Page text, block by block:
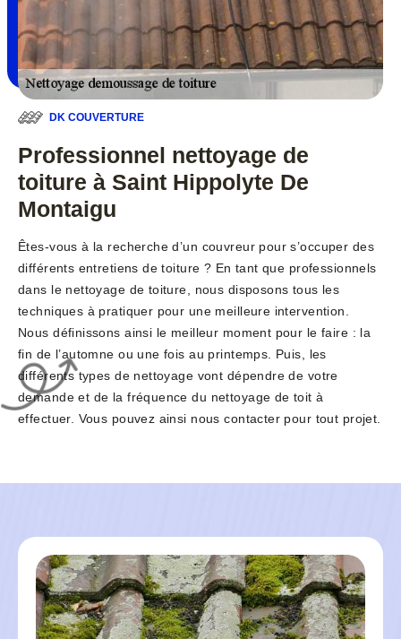
DK COUVERTURE
Professionnel nettoyage de
toiture à Saint Hippolyte De
Montaigu
Êtes-vous à la recherche d’un couvreur pour s’occuper des
différents entretiens de toiture ? En tant que professionnels
dans le nettoyage de toiture, nous disposons tous les
techniques à pratiquer pour une meilleure intervention.
Nous définissons ainsi le meilleur moment pour le faire : la
fin de l’automne ou une fois au printemps. Puis, les
différents types de nettoyage vont dépendre de votre
demande et de la fréquence du nettoyage de toit à
effectuer. Vous pouvez ainsi nous contacter pour tout projet.